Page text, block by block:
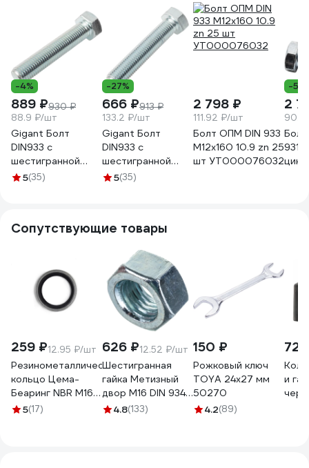
-4%
889 ₽930 ₽
88.9 ₽/шт
Gigant Болт
DIN933 с
шестигранной
головкой оцинк.
5(35)
-27%
666 ₽913 ₽
133.2 ₽/шт
Gigant Болт
DIN933 с
шестигранной
головкой оцинк.
5(35)
2 798 ₽
111.92 ₽/шт
Болт ОПМ DIN 933
М12х160 10.9 zn 25
шт УТ000076032
-5%
2
931
Сопутствующие товары
259 ₽12.95 ₽/шт
Резинометаллическое
кольцо Цема-
Беаринг NBR M16
16,7х24х1,5 мм, 20
5(17)
626 ₽12.52 ₽/шт
Шестигранная
гайка Метизный
двор M16 DIN 934,
50 шт.
4.8(133)
150 ₽
Рожковый ключ
TOYA 24х27 мм
50270
4.2(89)
и